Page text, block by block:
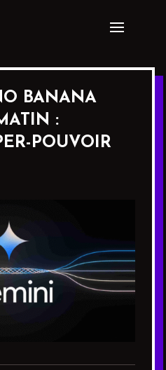
BANANA
:
POUVOIR